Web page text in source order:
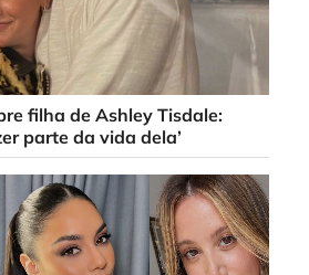
filha de Ashley Tisdale:
parte da vida dela’